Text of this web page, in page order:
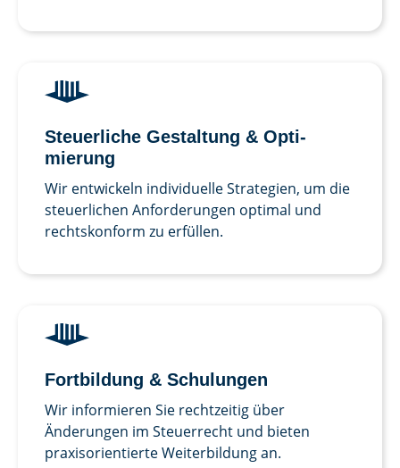
Steuer­liche Ge­staltung & Opti­
mierung
Wir entwickeln individuelle Strategien, um die
steuerlichen Anforderungen optimal und
rechtskonform zu erfüllen.
Fort­bildung & Schulungen
Wir informieren Sie rechtzeitig über
Änderungen im Steuerrecht und bieten
praxisorientierte Weiterbildung an.